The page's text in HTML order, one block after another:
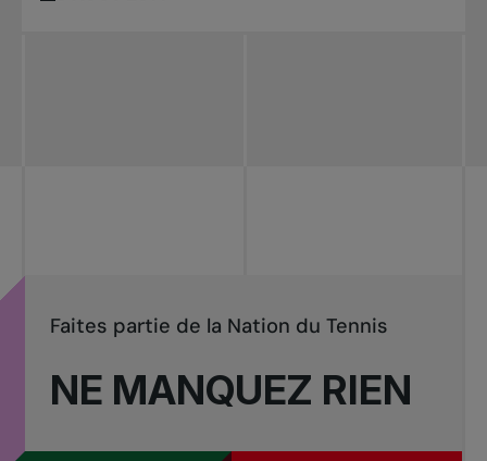
NE MANQUEZ RIEN
Faites partie de la Nation du Tennis